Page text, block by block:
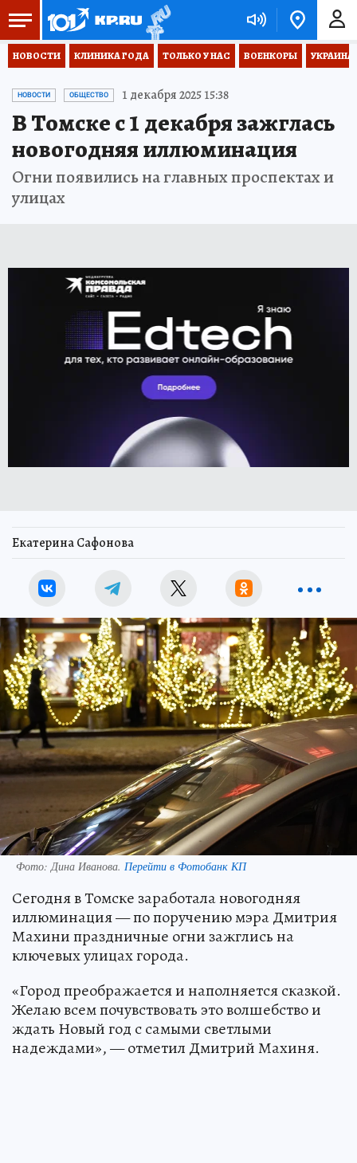
НОВОСТИ КЛИНИКА ГОДА ТОЛЬКО У НАС ВОЕНКОРЫ
НОВОСТИ ОБЩЕСТВО 1 декабря 2025 15:38
В Томске с 1 декабря зажглась
новогодняя иллюминация
Огни появились на главных проспектах и
улицах
Екатерина Сафонова
Фото: Дина Иванова. Перейти в Фотобанк КП
Сегодня в Томске заработала новогодняя
иллюминация — по поручению мэра Дмитрия
Махини праздничные огни зажглись на
ключевых улицах города.
«Город преображается и наполняется сказкой.
Желаю всем почувствовать это волшебство и
ждать Новый год с самыми светлыми
надеждами», — отметил Дмитрий Махиня.